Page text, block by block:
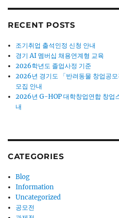
RECENT POSTS
조기취업 출석인정 신청 안내
경기 AI 멤버십 채용연계형 교육
2026학년도 졸업사정 기준
2026년 경기도 「반려동물 창업공
모집 안내
2026년 G-HOP 대학창업연합 창업
내
CATEGORIES
Blog
Information
Uncategorized
공모전